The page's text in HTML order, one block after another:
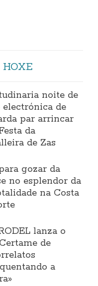
HOXE
noite de
de
par arrincar
da
de Zas
gozar da
no esplendor da
na Costa
lanza o
de
a